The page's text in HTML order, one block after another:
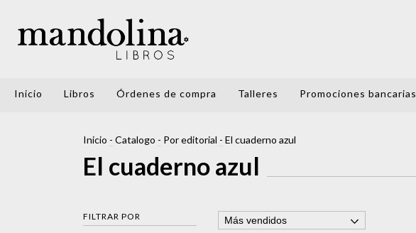
Inicio Libros Órdenes de compra Talleres Promociones bancarias
Inicio - Catalogo - Por editorial - El cuaderno azul
El cuaderno azul
FILTRAR POR